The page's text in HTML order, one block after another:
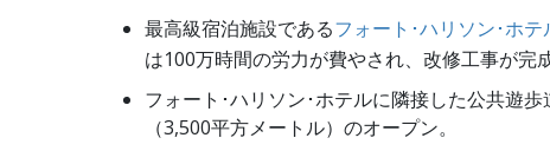
最高級宿泊施設であるフォート･ハリソン･ホテ
は100万時間の労力が費やされ、改修工事が完成
フォート･ハリソン･ホテルに隣接した公共遊
（3,500平方メートル）のオープン。